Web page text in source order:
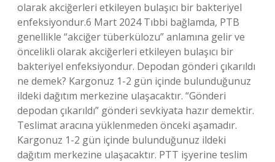
olarak akciğerleri etkileyen bulaşıcı bir bakteriyel
enfeksiyondur.6 Mart 2024 Tıbbi bağlamda, PTB
genellikle “akciğer tüberkülozu” anlamına gelir ve
öncelikli olarak akciğerleri etkileyen bulaşıcı bir
bakteriyel enfeksiyondur. Depodan gönderi çıkarıldı
ne demek? Kargonuz 1-2 gün içinde bulunduğunuz
ildeki dağıtım merkezine ulaşacaktır. “Gönderi
depodan çıkarıldı” gönderi sevkiyata hazır demektir.
Teslimat aracına yüklenmeden önceki aşamadır.
Kargonuz 1-2 gün içinde bulunduğunuz ildeki
dağıtım merkezine ulaşacaktır. PTT işyerine teslim